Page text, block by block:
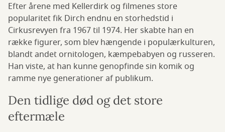
Efter årene med Kellerdirk og filmenes store
popularitet fik Dirch endnu en storhedstid i
Cirkusrevyen fra 1967 til 1974. Her skabte han en
række figurer, som blev hængende i populærkulturen,
blandt andet ornitologen, kæmpebabyen og russeren.
Han viste, at han kunne genopfinde sin komik og
ramme nye generationer af publikum.
Den tidlige død og det store
eftermæle